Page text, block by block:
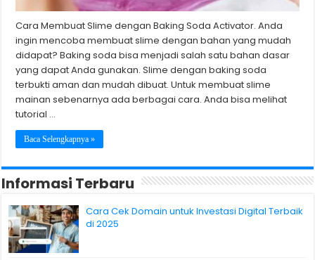
Cara Membuat Slime dengan Baking Soda Activator. Anda
ingin mencoba membuat slime dengan bahan yang mudah
didapat? Baking soda bisa menjadi salah satu bahan dasar
yang dapat Anda gunakan. Slime dengan baking soda
terbukti aman dan mudah dibuat. Untuk membuat slime
mainan sebenarnya ada berbagai cara. Anda bisa melihat
tutorial …
Baca Selengkapnya »
Informasi Terbaru
Cara Cek Domain untuk Investasi Digital Terbaik
di 2025